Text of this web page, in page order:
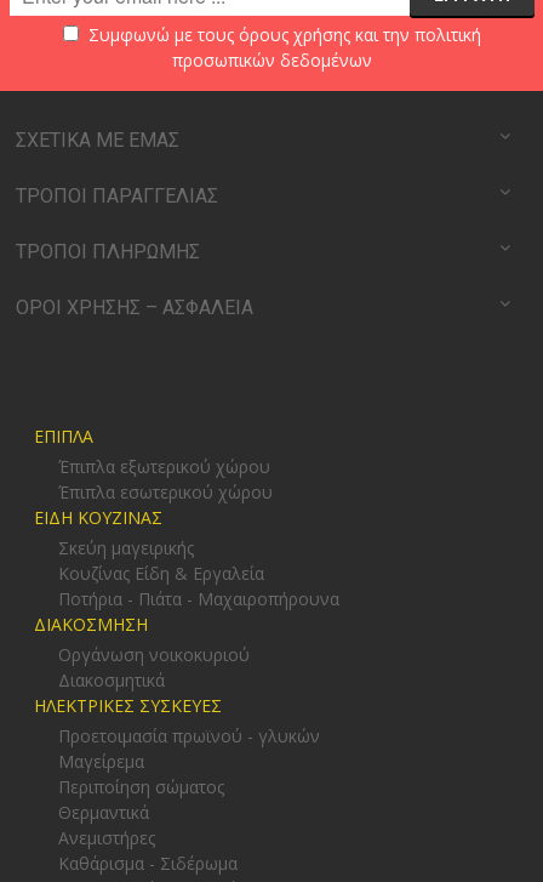
Συμφωνώ με τους όρους χρήσηςκαι την πολιτική
προσωπικών δεδομένων
ΣΧΕΤΙΚΑ ΜΕ ΕΜΑΣ
ΤΡΟΠΟΙ ΠΑΡΑΓΓΕΛΙΑΣ
ΤΡΟΠΟΙ ΠΛΗΡΩΜΗΣ
ΟΡΟΙ ΧΡΗΣΗΣ – ΑΣΦΑΛΕΙΑ
ΕΠΙΠΛΑ
Έπιπλα εξωτερικού χώρου
Έπιπλα εσωτερικού χώρου
ΕΙΔΗ ΚΟΥΖΙΝΑΣ
Σκεύη μαγειρικής
Κουζίνας Είδη & Εργαλεία
Ποτήρια - Πιάτα - Μαχαιροπήρουνα
ΔΙΑΚΟΣΜΗΣΗ
Οργάνωση νοικοκυριού
Διακοσμητικά
ΗΛΕΚΤΡΙΚΕΣ ΣΥΣΚΕΥΕΣ
Προετοιμασία πρωϊνού - γλυκών
Μαγείρεμα
Περιποίηση σώματος
Θερμαντικά
Ανεμιστήρες
Καθάρισμα - Σιδέρωμα